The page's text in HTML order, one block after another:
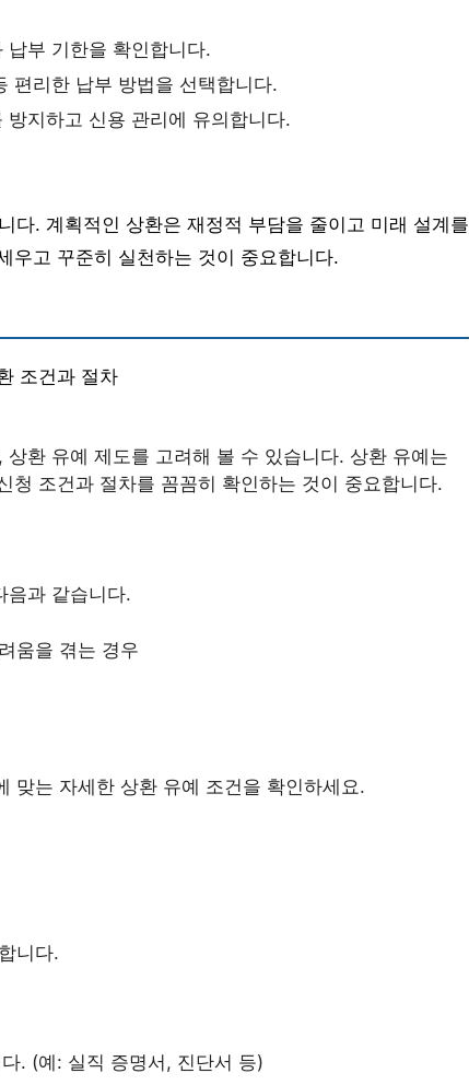
납부 기한을 확인합니다.
편리한 납부 방법을 선택합니다.
지하고 신용 관리에 유의합니다.
다. 계획적인 상환은 재정적 부담을 줄이고 미래 설계를
우고 꾸준히 실천하는 것이 중요합니다.
조건과 절차
환 유예 제도를 고려해 볼 수 있습니다. 상환 유예는
청 조건과 절차를 꼼꼼히 확인하는 것이 중요합니다.
음과 같습니다.
움을 겪는 경우
맞는 자세한 상환 유예 조건을 확인하세요.
니다.
. (예: 실직 증명서, 진단서 등)